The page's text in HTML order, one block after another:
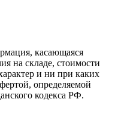
касающаяся
на складе, стоимости
и ни при каких
определяемой
кодекса РФ.